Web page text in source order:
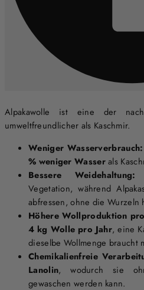
Alpakawolle ist eine der
umweltfreundlicher als Kaschmir.
Weniger Wasserverbrauch:
% weniger Wasserals
Bessere Weidehaltung:
Vegetation, während
abfressen, ohne die Wurzeln
Höhere Wollproduktion
4 kg Wolle pro Jahr, eine
dieselbe Wollmenge braucht
Chemikalienfreie
Lanolin, wodurch sie
gewaschen werden kann.